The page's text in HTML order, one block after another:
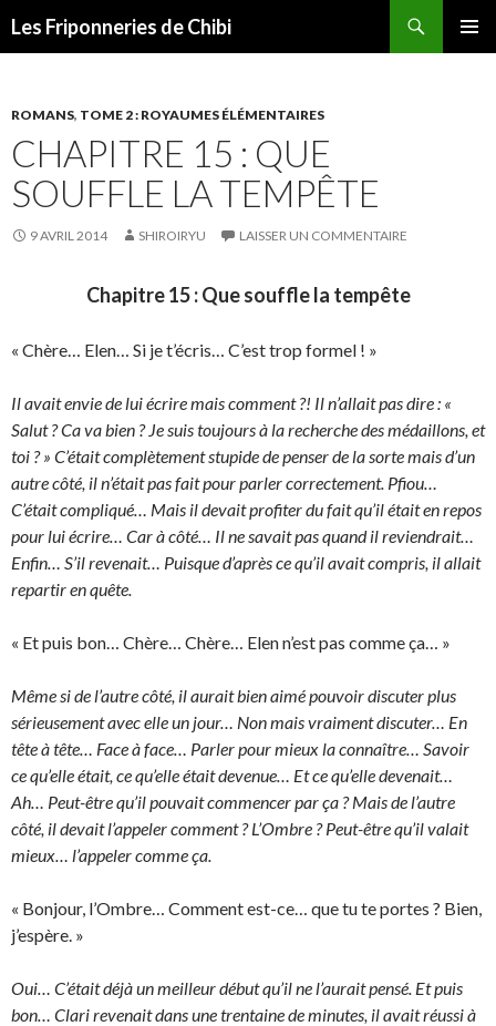
Les Friponneries de Chibi
ROMANS, TOME 2 : ROYAUMES ÉLÉMENTAIRES
CHAPITRE 15 : QUE
SOUFFLE LA TEMPÊTE
9 AVRIL 2014 SHIROIRYU LAISSER UN COMMENTAIRE
Chapitre 15 : Que souffle la tempête
« Chère… Elen… Si je t’écris… C’est trop formel ! »
Il avait envie de lui écrire mais comment ?! Il n’allait pas dire : «
Salut ? Ca va bien ? Je suis toujours à la recherche des médaillons, et
toi ? » C’était complètement stupide de penser de la sorte mais d’un
autre côté, il n’était pas fait pour parler correctement. Pfiou…
C’était compliqué… Mais il devait profiter du fait qu’il était en repos
pour lui écrire… Car à côté… Il ne savait pas quand il reviendrait…
Enfin… S’il revenait… Puisque d’après ce qu’il avait compris, il allait
repartir en quête.
« Et puis bon… Chère… Chère… Elen n’est pas comme ça… »
Même si de l’autre côté, il aurait bien aimé pouvoir discuter plus
sérieusement avec elle un jour… Non mais vraiment discuter… En
tête à tête… Face à face… Parler pour mieux la connaître… Savoir
ce qu’elle était, ce qu’elle était devenue… Et ce qu’elle devenait…
Ah… Peut-être qu’il pouvait commencer par ça ? Mais de l’autre
côté, il devait l’appeler comment ? L’Ombre ? Peut-être qu’il valait
mieux… l’appeler comme ça.
« Bonjour, l’Ombre… Comment est-ce… que tu te portes ? Bien,
j’espère. »
Oui… C’était déjà un meilleur début qu’il ne l’aurait pensé. Et puis
bon… Clari revenait dans une trentaine de minutes, il avait réussi à